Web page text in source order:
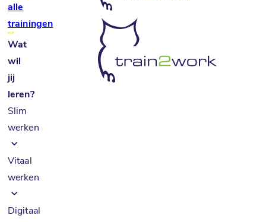
alle
trainingen
Wat
wil
jij
leren?
Slim
werken
Vitaal
werken
Digitaal